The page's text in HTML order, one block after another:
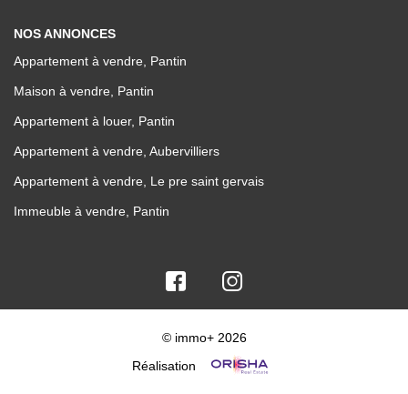
NOS ANNONCES
Appartement à vendre, Pantin
Maison à vendre, Pantin
Appartement à louer, Pantin
Appartement à vendre, Aubervilliers
Appartement à vendre, Le pre saint gervais
Immeuble à vendre, Pantin
© immo+ 2026
Réalisation